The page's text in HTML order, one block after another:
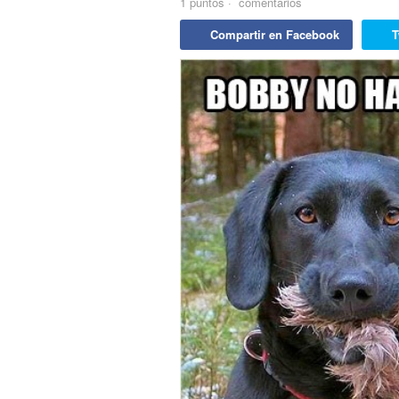
Compartir en Facebook